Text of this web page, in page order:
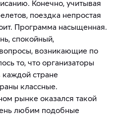
Конечно, учитывая
поездка непростая
Программа насыщенная.
спокойный,
возникающие по
то, что организаторы
стране
классные.
рынке оказался такой
любим подобные